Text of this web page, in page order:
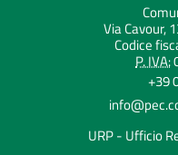
Via Cavour,
Codice
P. IVA:
+39
URP - Ufficio